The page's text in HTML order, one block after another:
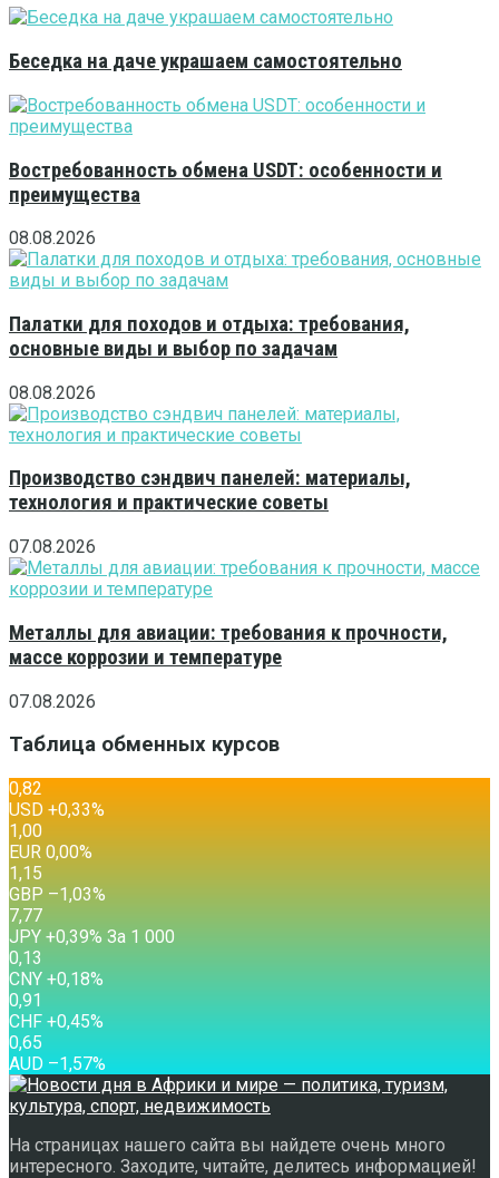
Беседка на даче украшаем самостоятельно
Востребованность обмена USDT: особенности и
преимущества
08.08.2026
Палатки для походов и отдыха: требования,
основные виды и выбор по задачам
08.08.2026
Производство сэндвич панелей: материалы,
технология и практические советы
07.08.2026
Металлы для авиации: требования к прочности,
массе коррозии и температуре
07.08.2026
Таблица обменных курсов
0,82
USD +0,33%
1,00
EUR 0,00%
1,15
GBP –1,03%
7,77
JPY +0,39% За 1 000
0,13
CNY +0,18%
0,91
CHF +0,45%
0,65
AUD –1,57%
На страницах нашего сайта вы найдете очень много
интересного. Заходите, читайте, делитесь информацией!